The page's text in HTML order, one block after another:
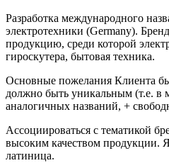
Разработка международного
электротехники (Germany).
продукцию, среди которой
гироскутера, бытовая техника.
Основные пожелания Клиента
должно быть уникальным (т.е. в
аналогичных названий, +
Ассоциироваться с тематикой
высоким качеством продукции.
латиница.